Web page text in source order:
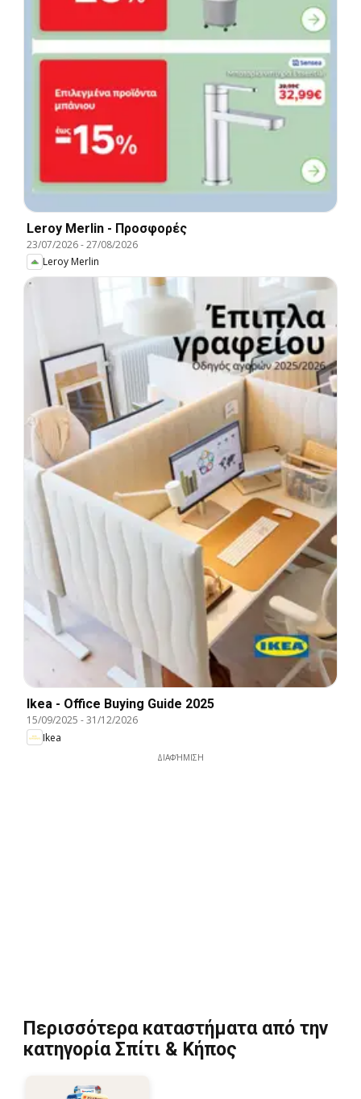
Leroy Merlin - Προσφορές
23/07/2026-27/08/2026
Leroy Merlin
Ikea - Office Buying Guide 2025
15/09/2025 -31/12/2026
Ikea
ΔΙΑΦΉΜΙΣΗ
Περισσότερα καταστήματα από την
κατηγορία Σπίτι & Κήπος